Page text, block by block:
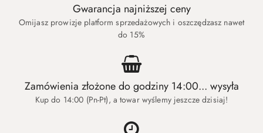
Gwarancja najniższej ceny
Omijasz prowizje platform sprzedażowych i oszczędzasz nawet
do 15%
Zamówienia złożone do godziny 14:00... wysyła
Kup do 14:00 (Pn-Pt), a towar wyślemy jeszcze dzisiaj!